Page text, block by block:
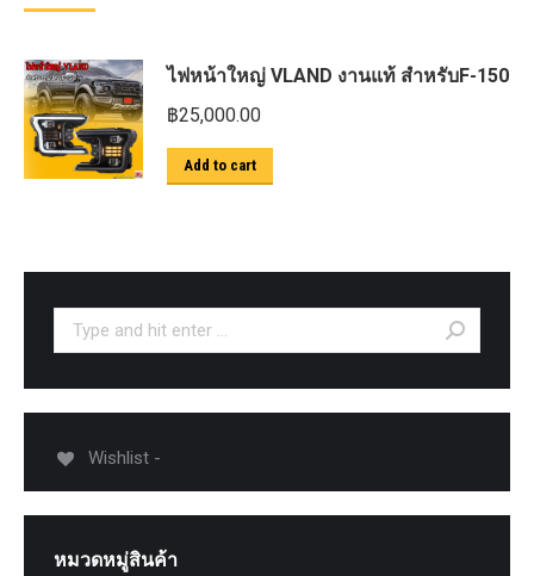
ไฟหน้าใหญ่ VLAND งานแท้ สำหรับF-150
฿25,000.00
Add to cart
Search:
Wishlist -
หมวดหมู่สินค้า